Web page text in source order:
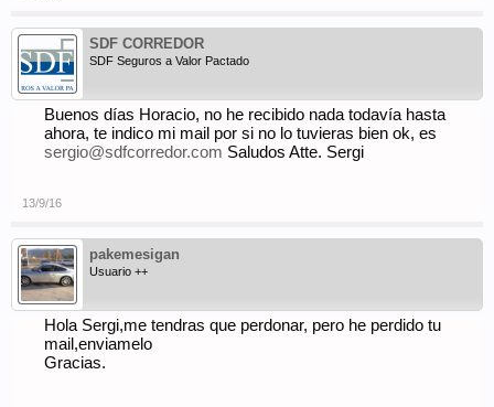
SDF CORREDOR
SDF Seguros a Valor Pactado
Buenos días Horacio, no he recibido nada todavía hasta
ahora, te indico mi mail por si no lo tuvieras bien ok, es
sergio@sdfcorredor.com Saludos Atte. Sergi
13/9/16
pakemesigan
Usuario ++
Hola Sergi,me tendras que perdonar, pero he perdido tu
mail,enviamelo
Gracias.